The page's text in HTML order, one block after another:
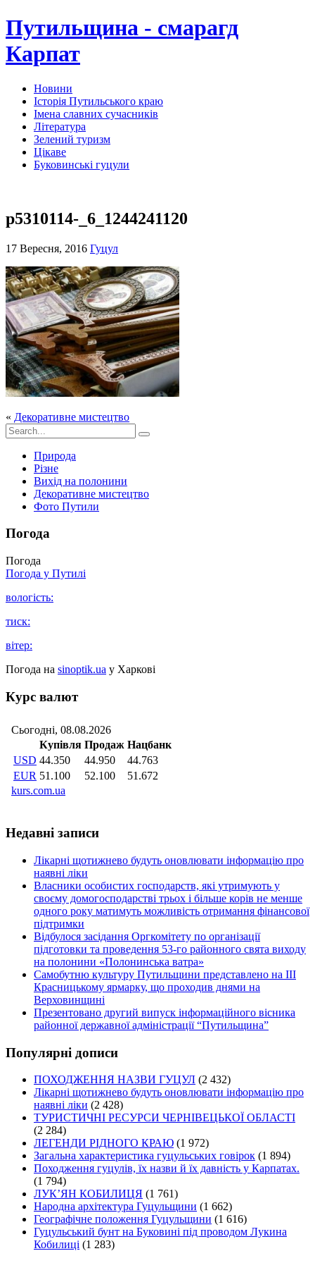
Путильщина - смарагд
Карпат
Новини
Історія Путильського краю
Імена славних сучасників
Література
Зелений туризм
Цікаве
Буковинські гуцули
p5310114-_6_1244241120
17 Вересня, 2016 Гуцул
« Декоративне мистецтво
Природа
Різне
Вихід на полонини
Декоративне мистецтво
Фото Путили
Погода
Погода
Погода у Путилі
вологість:
тиск:
вітер:
Погода на sinoptik.ua у Харкові
Курс валют
Недавні записи
Лікарні щотижнево будуть оновлювати інформацію про
наявні ліки
Власники особистих господарств, які утримують у
своєму домогосподарстві трьох і більше корів не менше
одного року матимуть можливість отримання фінансової
підтримки
Відбулося засідання Оргкомітету по організації
підготовки та проведення 53-го районного свята виходу
на полонини «Полонинська ватра»
Самобутню культуру Путильщини представлено на ІІІ
Красницькому ярмарку, що проходив днями на
Верховинщині
Презентовано другий випуск інформаційного вісника
районної державної адміністрації “Путильщина”
Популярні дописи
ПОХОДЖЕННЯ НАЗВИ ГУЦУЛ (2 432)
Лікарні щотижнево будуть оновлювати інформацію про
наявні ліки (2 428)
ТУРИСТИЧНІ РЕСУРСИ ЧЕРНІВЕЦЬКОЇ ОБЛАСТІ
(2 284)
ЛЕГЕНДИ РІДНОГО КРАЮ (1 972)
Загальна характеристика гуцульських говірок (1 894)
Походження гуцулів, їх назви й їх давність у Карпатах.
(1 794)
ЛУК’ЯН КОБИЛИЦЯ (1 761)
Народна архітектура Гуцульщини (1 662)
Географічне положення Гуцульщини (1 616)
Гуцульський бунт на Буковині під проводом Лукина
Кобилиці (1 283)